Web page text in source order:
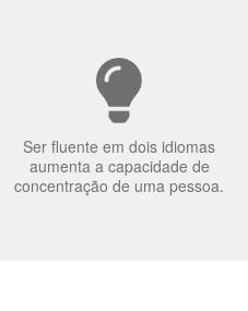
Ser fluente em dois idiomas
aumenta a capacidade de
concentração de uma pessoa.